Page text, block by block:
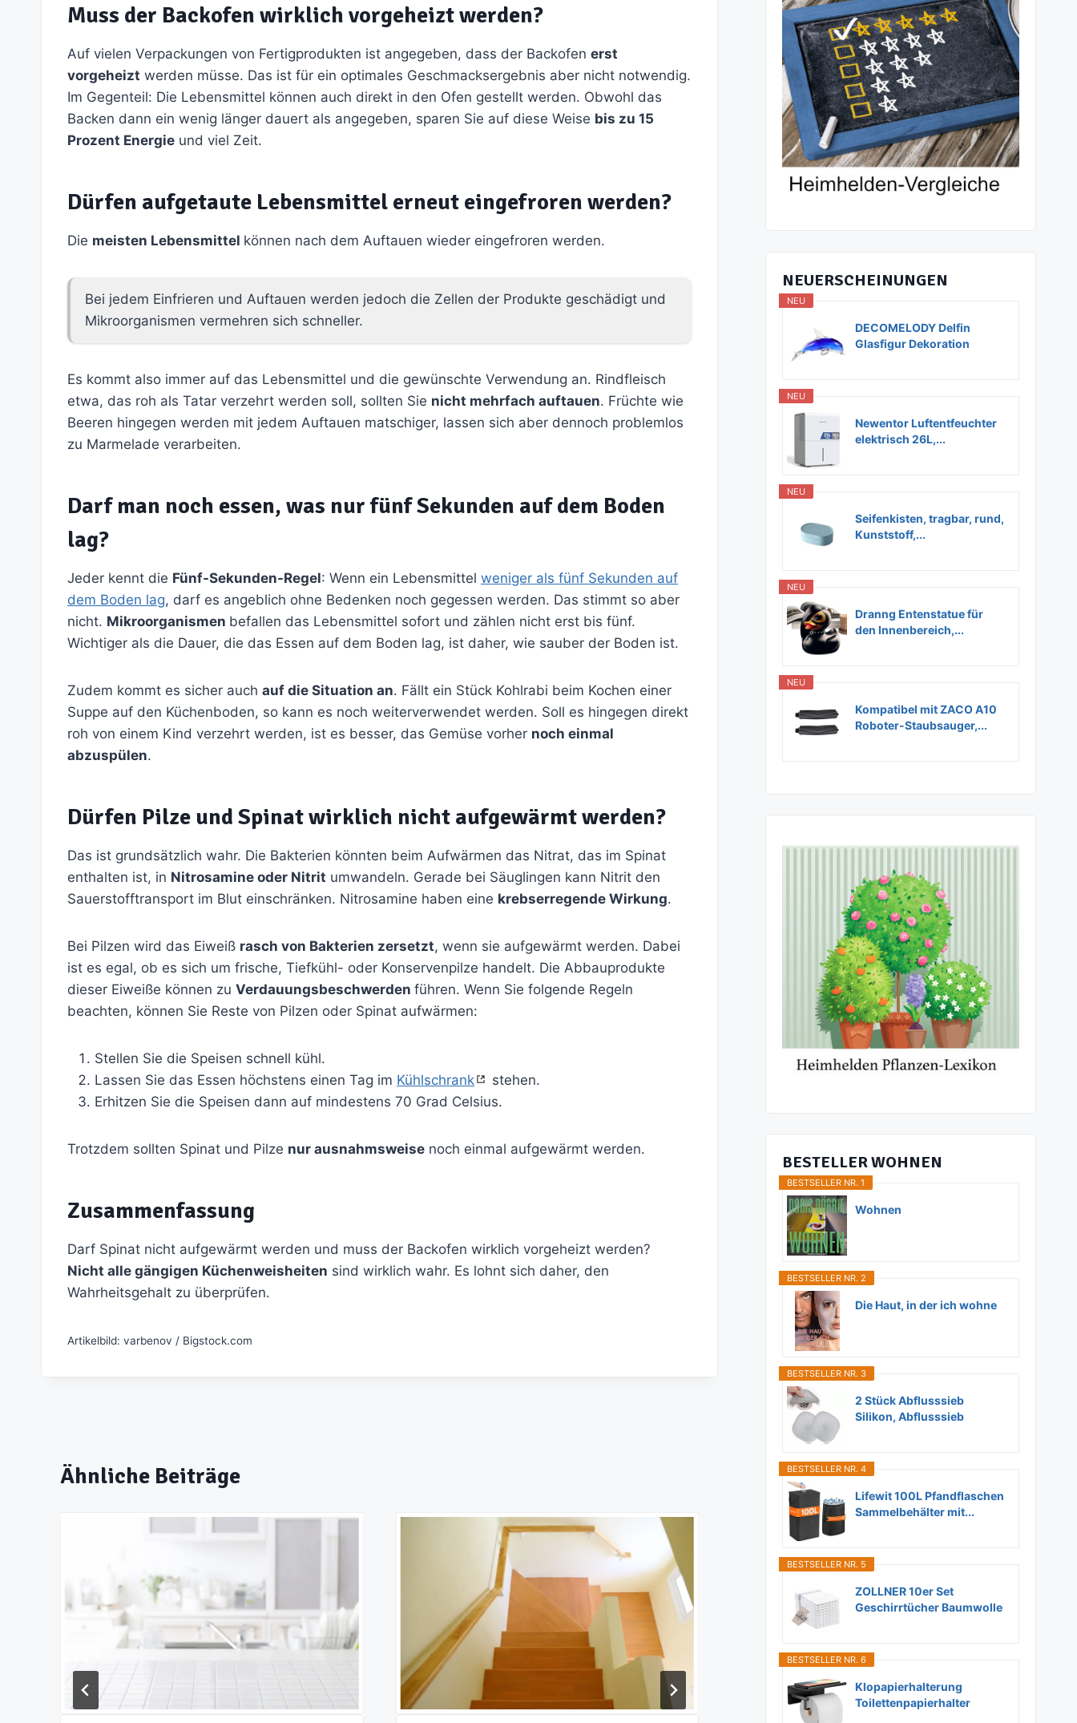
Muss der Backofen wirklich vorgeheizt werden?
Auf vielen Verpackungen von Fertigprodukten ist angegeben, dass der Backofen erst
vorgeheizt werden müsse. Das ist für ein optimales Geschmacksergebnis aber nicht notwendig.
Im Gegenteil: Die Lebensmittel können auch direkt in den Ofen gestellt werden. Obwohl das
Backen dann ein wenig länger dauert als angegeben, sparen Sie auf diese Weise bis zu 15
Prozent Energie und viel Zeit.
Dürfen aufgetaute Lebensmittel erneut eingefroren werden?
Die meisten Lebensmittel können nach dem Auftauen wieder eingefroren werden.
Bei jedem Einfrieren und Auftauen werden jedoch die Zellen der Produkte geschädigt und
Mikroorganismen vermehren sich schneller.
Es kommt also immer auf das Lebensmittel und die gewünschte Verwendung an. Rindfleisch
etwa, das roh als Tatar verzehrt werden soll, sollten Sie nicht mehrfach auftauen. Früchte wie
Beeren hingegen werden mit jedem Auftauen matschiger, lassen sich aber dennoch problemlos
zu Marmelade verarbeiten.
Darf man noch essen, was nur fünf Sekunden auf dem Boden
lag?
Jeder kennt die Fünf-Sekunden-Regel: Wenn ein Lebensmittel weniger als fünf Sekunden auf
dem Boden lag, darf es angeblich ohne Bedenken noch gegessen werden. Das stimmt so aber
nicht. Mikroorganismen befallen das Lebensmittel sofort und zählen nicht erst bis fünf.
Wichtiger als die Dauer, die das Essen auf dem Boden lag, ist daher, wie sauber der Boden ist.
Zudem kommt es sicher auch auf die Situation an. Fällt ein Stück Kohlrabi beim Kochen einer
Suppe auf den Küchenboden, so kann es noch weiterverwendet werden. Soll es hingegen direkt
roh von einem Kind verzehrt werden, ist es besser, das Gemüse vorher noch einmal
abzuspülen.
Dürfen Pilze und Spinat wirklich nicht aufgewärmt werden?
Das ist grundsätzlich wahr. Die Bakterien könnten beim Aufwärmen das Nitrat, das im Spinat
enthalten ist, in Nitrosamine oder Nitrit umwandeln. Gerade bei Säuglingen kann Nitrit den
Sauerstofftransport im Blut einschränken. Nitrosamine haben eine krebserregende Wirkung.
Bei Pilzen wird das Eiweiß rasch von Bakterien zersetzt, wenn sie aufgewärmt werden. Dabei
ist es egal, ob es sich um frische, Tiefkühl- oder Konservenpilze handelt. Die Abbauprodukte
dieser Eiweiße können zu Verdauungsbeschwerden führen. Wenn Sie folgende Regeln
beachten, können Sie Reste von Pilzen oder Spinat aufwärmen:
Stellen Sie die Speisen schnell kühl.
Lassen Sie das Essen höchstens einen Tag im Kühlschrank
stehen.
Erhitzen Sie die Speisen dann auf mindestens 70 Grad Celsius.
Trotzdem sollten Spinat und Pilze nur ausnahmsweise noch einmal aufgewärmt werden.
Zusammenfassung
Darf Spinat nicht aufgewärmt werden und muss der Backofen wirklich vorgeheizt werden?
Nicht alle gängigen Küchenweisheiten sind wirklich wahr. Es lohnt sich daher, den
Wahrheitsgehalt zu überprüfen.
Artikelbild: varbenov / Bigstock.com
Ähnliche Beiträge
NEUERSCHEINUNGEN
NEU
DECOMELODY Delfin
Glasfigur Dekoration
NEU
Newentor Luftentfeuchter
elektrisch 26L,...
NEU
Seifenkisten, tragbar, rund,
Kunststoff,...
NEU
Dranng Entenstatue für
den Innenbereich,...
NEU
Kompatibel mit ZACO A10
Roboter-Staubsauger,...
BESTELLER WOHNEN
BESTSELLER NR. 1
Wohnen
BESTSELLER NR. 2
Die Haut, in der ich wohne
BESTSELLER NR. 3
2 Stück Abflusssieb
Silikon, Abflusssieb
BESTSELLER NR. 4
Lifewit 100L Pfandflaschen
Sammelbehälter mit...
BESTSELLER NR. 5
ZOLLNER 10er Set
Geschirrtücher Baumwolle
BESTSELLER NR. 6
Klopapierhalterung
Toilettenpapierhalter